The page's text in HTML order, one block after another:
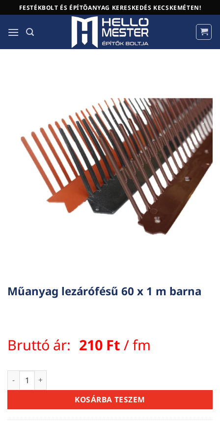
to
content
FESTÉKBOLT ÉS ÉPÍTŐANYAG KERESKEDÉS KECSKEMÉTEN!
Műanyag lezárófésű 60 x 1 m barna
Bruttó ár: 210 Ft / fm
Műanyag lezárófésű 60 x 1 m barna mennyiség
KOSÁRBA TESZEM